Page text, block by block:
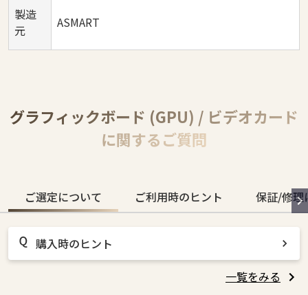
製造
元
ASMART
グラフィックボード (GPU) / ビデオカード
に関するご質問
ご選定について ご利用時のヒント 保証/修理
購入時のヒント
一覧をみる